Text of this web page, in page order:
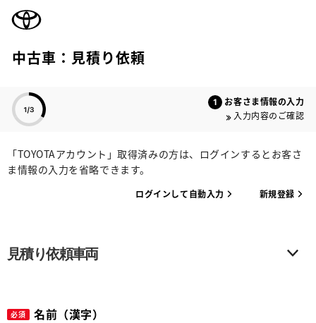
中古車：見積り依頼
お客さま情報の入力
入力内容のご確認
「TOYOTAアカウント」取得済みの方は、ログインするとお客さ
ま情報の入力を省略できます。
ログインして自動入力 新規登録
見積り依頼車両
必須 名前（漢字）